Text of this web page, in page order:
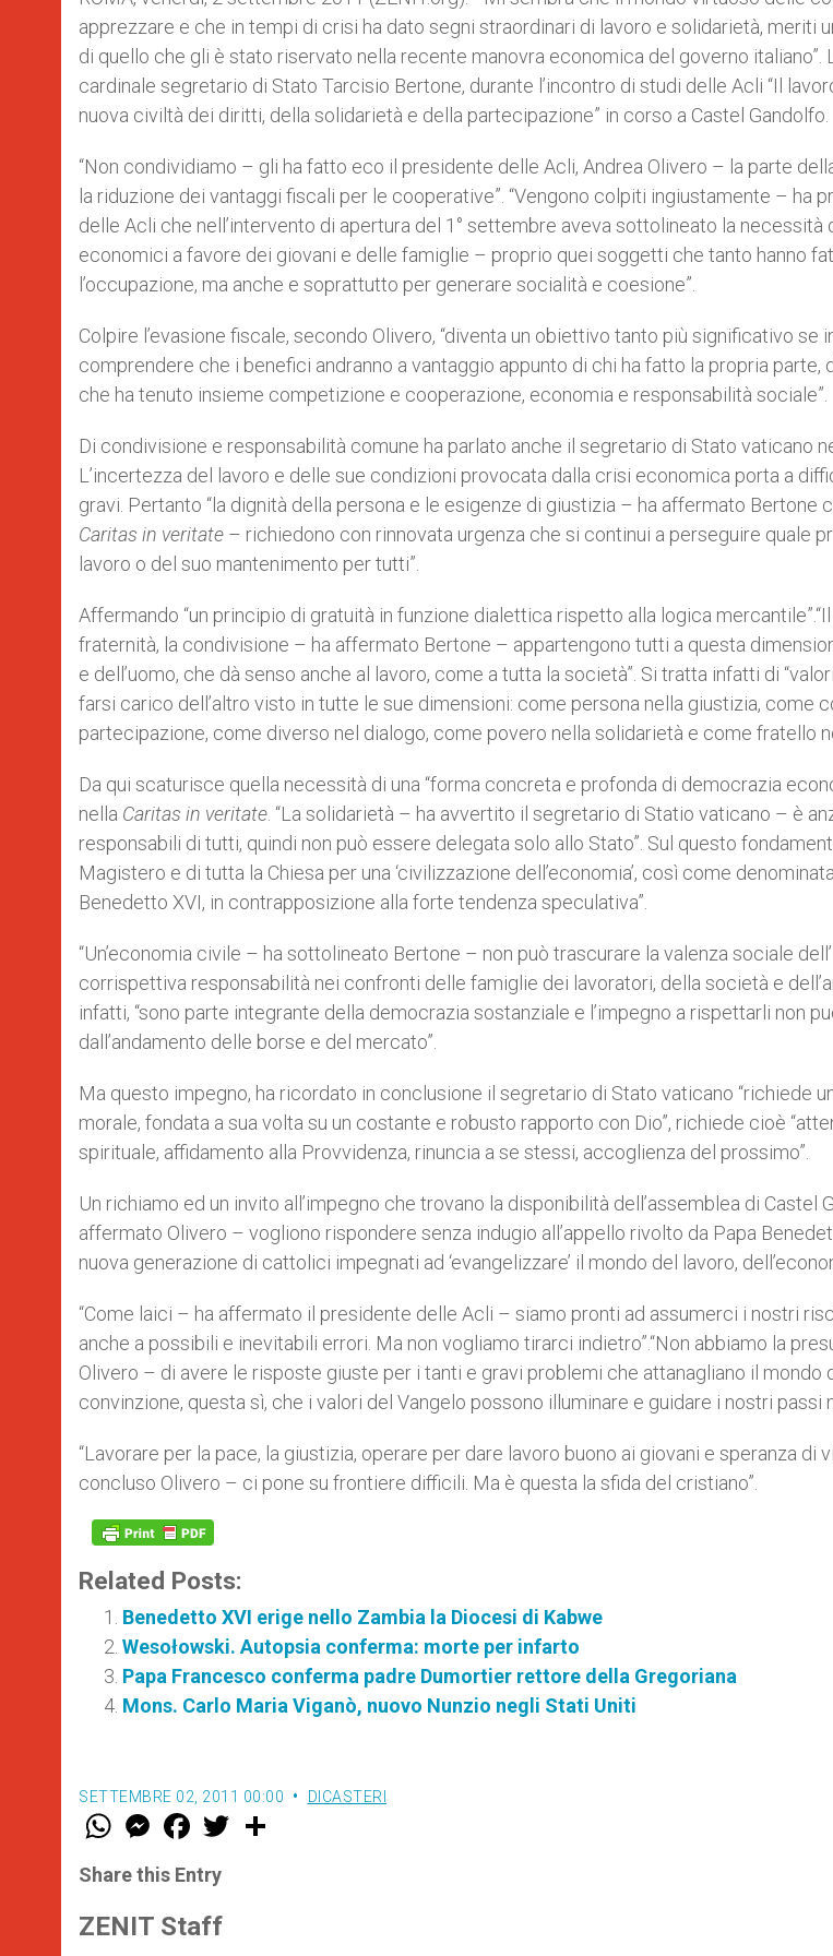
apprezzare e che in tempi di crisi ha dato segni straordinari di lavoro e solidarietà, meriti
di quello che gli è stato riservato nella recente manovra economica del governo italiano”.
cardinale segretario di Stato Tarcisio Bertone, durante l’incontro di studi delle Acli “Il
nuova civiltà dei diritti, della solidarietà e della partecipazione” in corso a Castel Gandolfo.
“Non condividiamo – gli ha fatto eco il presidente delle Acli, Andrea Olivero – la parte
la riduzione dei vantaggi fiscali per le cooperative”. “Vengono colpiti ingiustamente – ha
delle Acli che nell’intervento di apertura del 1° settembre aveva sottolineato la necessità
economici a favore dei giovani e delle famiglie – proprio quei soggetti che tanto hanno
l’occupazione, ma anche e soprattutto per generare socialità e coesione”.
Colpire l’evasione fiscale, secondo Olivero, “diventa un obiettivo tanto più significativo se
comprendere che i benefici andranno a vantaggio appunto di chi ha fatto la propria parte,
che ha tenuto insieme competizione e cooperazione, economia e responsabilità sociale”.
Di condivisione e responsabilità comune ha parlato anche il segretario di Stato vaticano
L’incertezza del lavoro e delle sue condizioni provocata dalla crisi economica porta a
gravi. Pertanto “la dignità della persona e le esigenze di giustizia – ha affermato Bertone
Caritas in veritate – richiedono con rinnovata urgenza che si continui a perseguire quale
lavoro o del suo mantenimento per tutti”.
Affermando “un principio di gratuità in funzione dialettica rispetto alla logica
fraternità, la condivisione – ha affermato Bertone – appartengono tutti a questa
e dell’uomo, che dà senso anche al lavoro, come a tutta la società”. Si tratta infatti di
farsi carico dell’altro visto in tutte le sue dimensioni: come persona nella giustizia, come
partecipazione, come diverso nel dialogo, come povero nella solidarietà e come fratello
Da qui scaturisce quella necessità di una “forma concreta e profonda di democrazia
nella Caritas in veritate . “La solidarietà – ha avvertito il segretario di Statio vaticano – è
responsabili di tutti, quindi non può essere delegata solo allo Stato”. Sul questo
Magistero e di tutta la Chiesa per una ‘civilizzazione dell’economia’, così come
Benedetto XVI, in contrapposizione alla forte tendenza speculativa”.
“Un’economia civile – ha sottolineato Bertone – non può trascurare la valenza sociale
corrispettiva responsabilità nei confronti delle famiglie dei lavoratori, della società e
infatti, “sono parte integrante della democrazia sostanziale e l’impegno a rispettarli non
dall’andamento delle borse e del mercato”.
Ma questo impegno, ha ricordato in conclusione il segretario di Stato vaticano “richiede
morale, fondata a sua volta su un costante e robusto rapporto con Dio”, richiede cioè
spirituale, affidamento alla Provvidenza, rinuncia a se stessi, accoglienza del prossimo”.
Un richiamo ed un invito all’impegno che trovano la disponibilità dell’assemblea di Castel
affermato Olivero – vogliono rispondere senza indugio all’appello rivolto da Papa
nuova generazione di cattolici impegnati ad ‘evangelizzare’ il mondo del lavoro,
“Come laici – ha affermato il presidente delle Acli – siamo pronti ad assumerci i nostri
anche a possibili e inevitabili errori. Ma non vogliamo tirarci indietro”.“Non abbiamo la
Olivero – di avere le risposte giuste per i tanti e gravi problemi che attanagliano il mondo
convinzione, questa sì, che i valori del Vangelo possono illuminare e guidare i nostri passi
“Lavorare per la pace, la giustizia, operare per dare lavoro buono ai giovani e speranza di
concluso Olivero – ci pone su frontiere difficili. Ma è questa la sfida del cristiano”.
Related Posts:
Benedetto XVI erige nello Zambia la Diocesi di Kabwe
Wesołowski. Autopsia conferma: morte per infarto
Papa Francesco conferma padre Dumortier rettore della Gregoriana
Mons. Carlo Maria Viganò, nuovo Nunzio negli Stati Uniti
SETTEMBRE 02, 2011 00:00 DICASTERI
W
t
s
p
p
M
e
s
e
g
e
F
a
e
b
o
k
w
Share this Entry
ZENIT Staff